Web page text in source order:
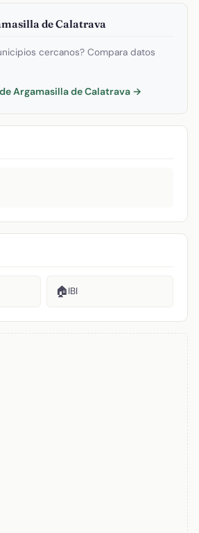
de Calatrava
cercanos? Compara datos
Argamasilla de Calatrava →
🏠IBI